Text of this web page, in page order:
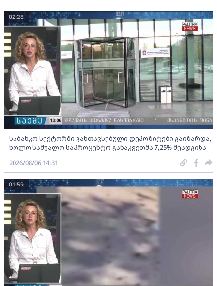
საბანკო სექტორში განთავსებული დეპოზიტები გაიზარდა,
ხოლო საშუალო საპროცენტო განაკვეთმა 7,25% შეადგინა
02:28
2026/08/06 14:31
01:59